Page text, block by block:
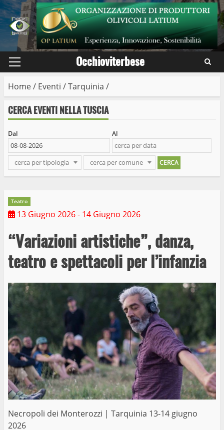
Skip
to
content
Primary
Occhioviterbese
Home/ Eventi /Tarquinia /
CERCA EVENTI NELLA TUSCIA
Dal Al
cerca per tipologia cerca per comune
Teatro
13 Giugno 2026- 14 Giugno 2026
“Variazioni artistiche”, danza,
teatro e spettacoli per l’infanzia
Necropoli dei Monterozzi | Tarquinia 13-14 giugno
2026